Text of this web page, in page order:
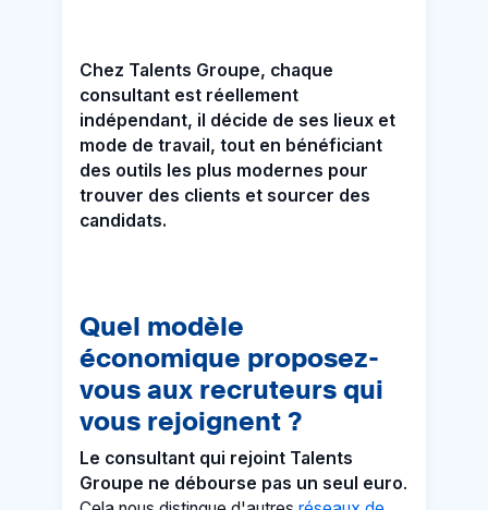
Chez Talents Groupe, chaque
consultant est réellement
indépendant, il décide de ses lieux et
mode de travail, tout en bénéficiant
des outils les plus modernes pour
trouver des clients et sourcer des
candidats.
Quel modèle
économique proposez-
vous aux recruteurs qui
vous rejoignent ?
Le consultant qui rejoint Talents
Groupe ne débourse pas un seul euro.